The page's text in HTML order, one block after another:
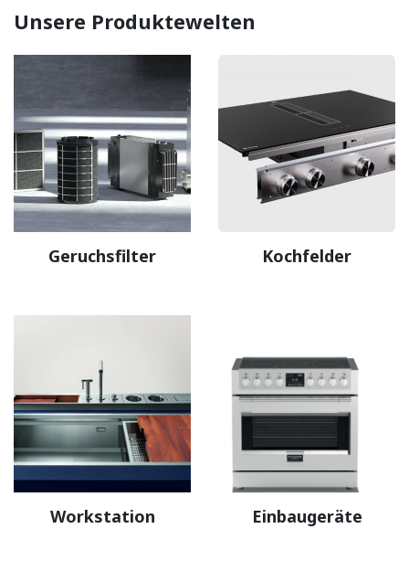
Unsere Produktewelten
Geruchsfilter Kochfelder
Workstation Einbaugeräte